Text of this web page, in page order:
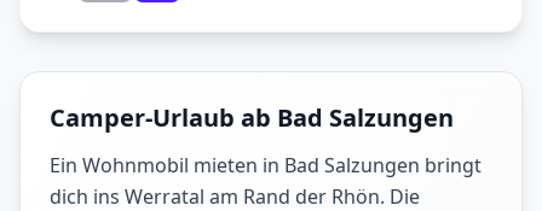
Camper-Urlaub ab Bad Salzungen
Ein Wohnmobil mieten in Bad Salzungen bringt
dich ins Werratal am Rand der Rhön. Die